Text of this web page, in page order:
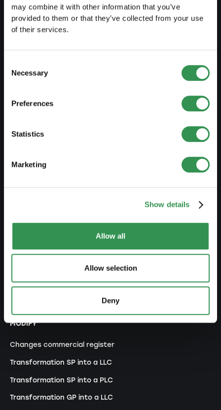
may combine it with other information that you’ve
provided to them or that they’ve collected from your use
of their services.
Selection
Necessary
Preferences
Statistics
Marketing
Show details
Allow all
Allow selection
Deny
PREPARE
Fiscal aspects
Free courses
Set up a general proprietorship
Set up an association
Set up a branch office
MODIFY
Changes commercial register
Transformation SP into a LLC
Transformation SP into a PLC
Transformation GP into a LLC